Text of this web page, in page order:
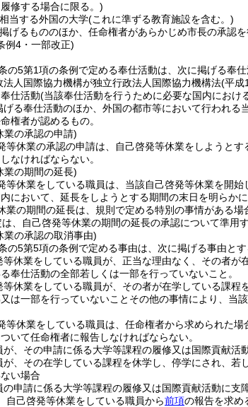
修する場合に限る。)
当する外国の大学(これに準ずる教育施設を含む。)
げるもののほか、任命権者があらかじめ市長の承認
例4・一部改正)
の5第1項の条例で定める奉仕活動は、次に掲げる奉仕
法人国際協力機構が独立行政法人国際協力機構法(平成
仕活動(当該奉仕活動を行うために必要な国内におけ
げる奉仕活動のほか、外国の都市等において行われ
権者が認めるもの。
業の承認の申請)
等休業の承認の申請は、自己啓発等休業をしようと
なければならない。
業の期間の延長)
等休業をしている職員は、当該自己啓発等休業を開
において、延長をしようとする期間の末日を明らか
業の期間の延長は、規則で定める特別の事情がある場
、自己啓発等休業の期間の延長の承認について準用す
業の承認の取消事由)
の5第5項の条例で定める事由は、次に掲げる事由とす
等休業をしている職員が、正当な理由なく、その者
奉仕活動の全部若しくは一部を行っていないこと。
等休業をしている職員が、その者が在学している課
は一部を行っていないことその他の事情により、当
等休業をしている職員は、任命権者から求められた
いて任命権者に報告しなければならない。
が、その申請に係る大学等課程の履修又は国際貢献活
が、その在学している課程を休学し、停学にされ、
い場合
の申請に係る大学等課程の履修又は国際貢献活動に支
自己啓発等休業をしている職員から前項の報告を求め